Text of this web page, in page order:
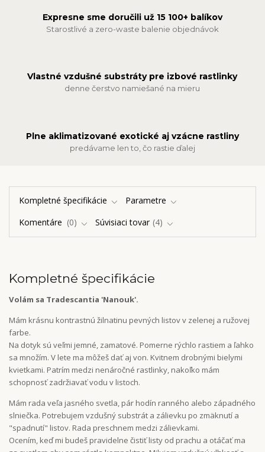
Expresne sme doručili už 15 100+ balíkov
Starostlivé a zero-waste balenie objednávok
Vlastné vzdušné substráty pre izbové rastlinky
denne čerstvo namiešané na mieru
Plne aklimatizované exotické aj vzácne rastliny
predávame len to, čo rastie ďalej
Kompletné špecifikácie
Parametre
Komentáre
0 Súvisiaci tovar 4
Kompletné špecifikácie
Volám sa Tradescantia 'Nanouk'.
Mám krásnu kontrastnú žilnatinu pevných listov v zelenej a ružovej
farbe.
Na dotyk sú veľmi jemné, zamatové. Pomerne rýchlo rastiem a ľahko
sa množím. V lete ma môžeš dať aj von. Kvitnem drobnými bielymi
kvietkami. Patrím medzi nenáročné rastlinky, nakoľko mám
schopnosť zadržiavať vodu v listoch.
Mám rada veľa jasného svetla, pár hodín ranného alebo západného
slniečka. Potrebujem vzdušný substrát a zálievku po zmäknutí a
"spadnutí" listov. Rada preschnem medzi zálievkami.
Ocením, keď mi budeš pravidelne čistiť listy od prachu a otáčať ma